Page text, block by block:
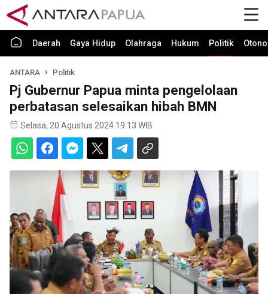
Daerah Gaya Hidup Olahraga Hukum Politik
ANTARA Politik
Pj Gubernur Papua minta pengelolaan
perbatasan selesaikan hibah BMN
Selasa, 20 Agustus 2024 19:13 WIB